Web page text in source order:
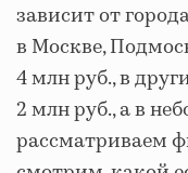
зависит от
в Москве,
4 млн руб., в
2 млн руб., а в
рассматриваем